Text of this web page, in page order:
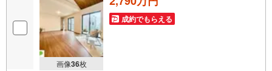
画像36枚
成約でもらえる